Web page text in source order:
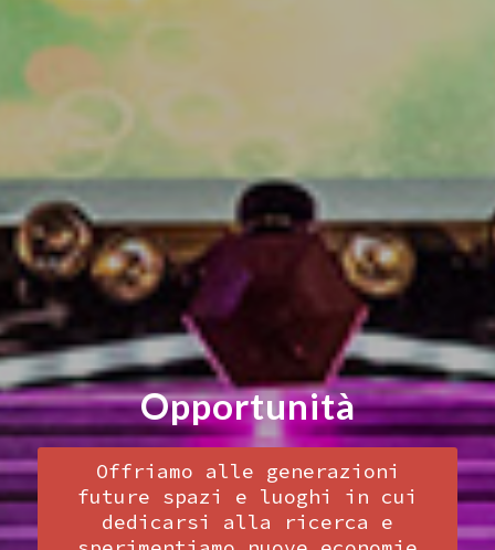
Opportunità
Offriamo alle generazioni
future spazi e luoghi in cui
dedicarsi alla ricerca e